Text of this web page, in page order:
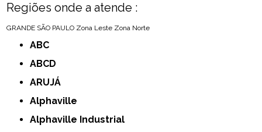
Regiões onde a atende :
GRANDE SÃO PAULO Zona Leste Zona Norte
ABC
ABCD
ARUJÁ
Alphaville
Alphaville Industrial